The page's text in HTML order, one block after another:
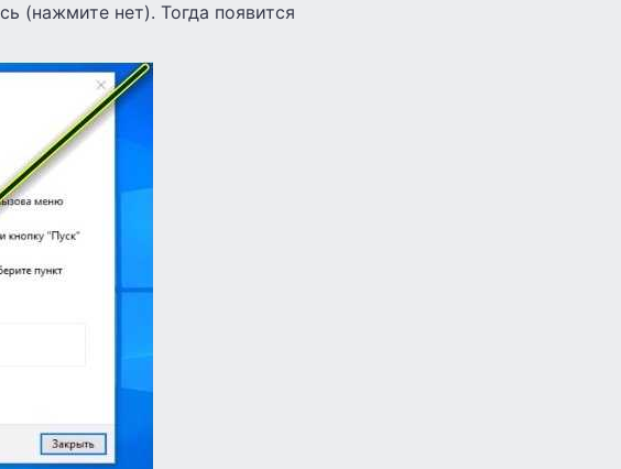
(нажмите нет). Тогда появится